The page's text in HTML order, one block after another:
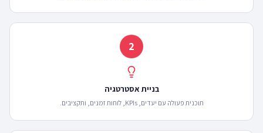
2
בניית אסטרטגיה
תוכנית פעולה עם יעדים, KPIs, לוחות זמנים, ותקציבים.